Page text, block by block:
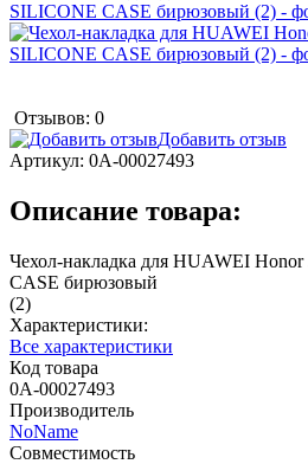
Отзывов: 0
Добавить отзыв
Артикул: 0А-00027493
Описание товара:
Чехол-накладка для HUAWEI
CASE бирюзовый
Характеристики:
Все характеристики
Код товара
0А-00027493
Производитель
NoName
Совместимость